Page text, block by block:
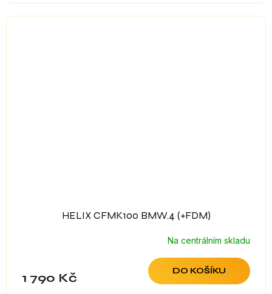
HELIX CFMK100 BMW.4 (+FDM)
Na centrálním skladu
1 790 Kč DO KOŠÍKU